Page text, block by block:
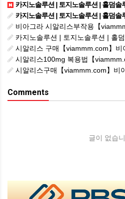
카지노솔루션 | 토지노솔루션 | 홀덤솔루션 |
카지노솔루션 | 토지노솔루션 | 홀덤솔루션 |
비아그라 시알리스부작용【viammm.com】비아그라 구
카지노솔루션 | 토지노솔루션 | 홀덤솔루션 |
시알리스 구매【viammm.com】비아그
시알리스100mg 복용법【viammm.com】비아그
시알리스구매【viammm.com】비
Comments
글이 없습